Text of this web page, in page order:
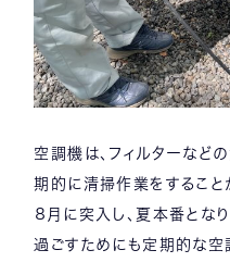
空調機は、フィルターなど
期的に清掃作業をすること
８月に突入し、夏本番とな
過ごすためにも定期的な